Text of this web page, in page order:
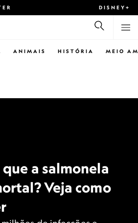
DISNEY+
ANIMAIS HISTÓRIA MEIO
a salmonela
Veja como